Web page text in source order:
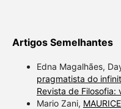
Artigos Semelhantes
Edna Magalhães,
pragmatista do
Revista de Filosofia:
Mario Zani,